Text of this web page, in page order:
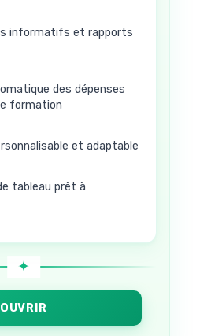
informatifs et rapports
des dépenses
formation
et adaptable
tableau prêt à
OUVRIR